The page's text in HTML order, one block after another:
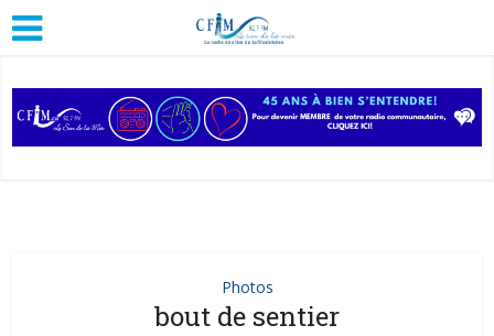
Photos
bout de sentier